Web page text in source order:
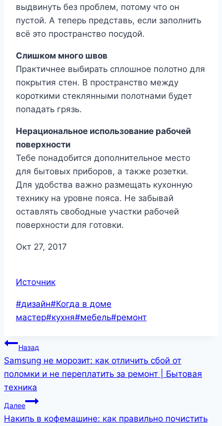
выдвинуть без проблем, потому что он
пустой. А теперь представь, если заполнить
всё это пространство посудой.
Слишком много швов
Практичнее выбирать сплошное полотно для
покрытия стен. В пространство между
короткими стеклянными полотнами будет
попадать грязь.
Нерациональное использование рабочей
поверхности
Тебе понадобится дополнительное место
для бытовых приборов, а также розетки.
Для удобства важно размещать кухонную
технику на уровне пояса. Не забывай
оставлять свободные участки рабочей
поверхности для готовки.
Окт 27, 2017
Источник
Метки
записи:
#дизайн#Когда в доме
мастер#кухня#мебель#ремонт
Навигация
по
записям
Назад
Samsung не морозит: как отличить сбой от
поломки и не переплатить за ремонт | Бытовая
техника
Далее
Накипь в кофемашине: как правильно почистить